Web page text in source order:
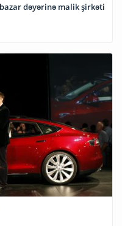
dəyərinə malik şirkəti